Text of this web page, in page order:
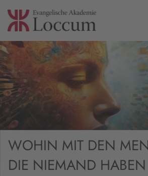
WOHIN MIT DEN
DIE NIEMAND